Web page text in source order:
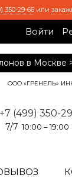
350-29-66 или
Войти
в Москве
ООО «ГРЕНЕЛЬ» ИНН
+7 (499) 350-
7/7 10:00 – 19:00